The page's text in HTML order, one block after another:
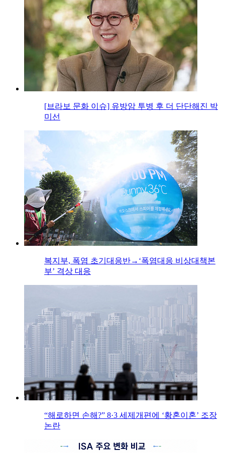
[브라보 문화 이슈] 유방암 투병 후 더 단단해진 박
미선
복지부, 폭염 초기대응반→‘폭염대응 비상대책본
부’ 격상 대응
“해로하면 손해?” 8·3 세제개편에 ‘황혼이혼’ 조장
논란